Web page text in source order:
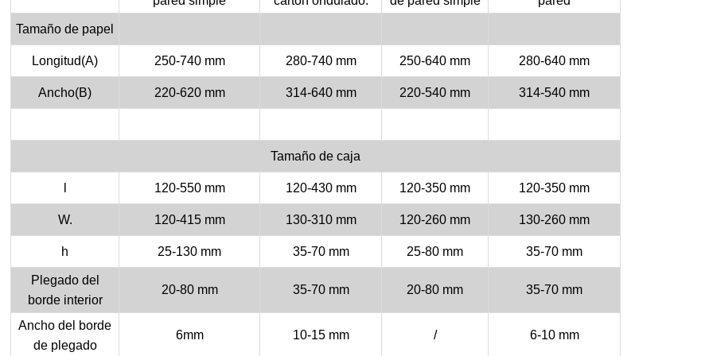
Tamaño de papel
Longitud(A) 250-740 mm 280-740 mm 250-640 mm 280-640 mm
Ancho(B) 220-620 mm 314-640 mm 220-540 mm 314-540 mm
Tamaño de caja
120-550 mm 120-430 mm 120-350 mm 120-350 mm
W. 120-415 mm 130-310 mm 120-260 mm 130-260 mm
h 25-130 mm 35-70 mm 25-80 mm 35-70 mm
Plegado del
borde interior
20-80 mm 35-70 mm 20-80 mm 35-70 mm
Ancho del borde
de plegado
6mm 10-15 mm / 6-10 mm